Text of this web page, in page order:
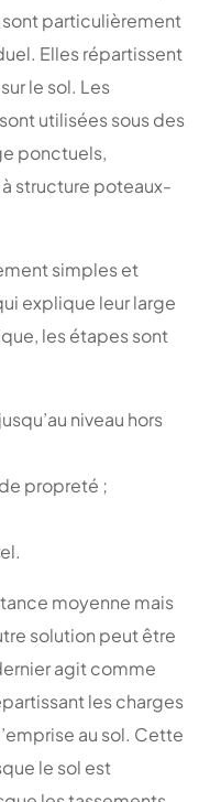
sont particulièrement
Elles répartissent
le sol. Les
utilisées sous des
ponctuels,
structure poteaux-
simples et
explique leur large
les étapes sont
niveau hors
propreté ;
moyenne mais
solution peut être
agit comme
les charges
au sol. Cette
le sol est